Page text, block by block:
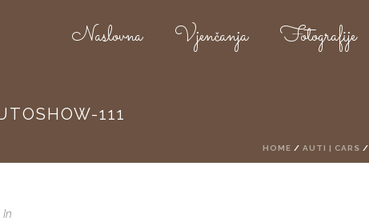
Naslovna Vjenčanja Fotografije
111
HOME / AUTI | CARS /
In